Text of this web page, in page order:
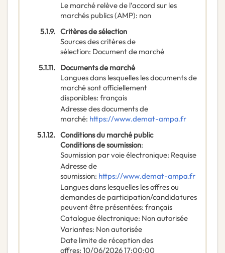
Le marché relève de l’accord sur les
marchés publics (AMP): non
5.1.9. Critères de sélection
Sources des critères de
sélection: Document de marché
5.1.11. Documents de marché
Langues dans lesquelles les documents de
marché sont officiellement
disponibles: français
Adresse des documents de
marché: https://www.demat-ampa.fr
5.1.12. Conditions du marché public
Conditions de soumission:
Soumission par voie électronique: Requise
Adresse de
soumission: https://www.demat-ampa.fr
Langues dans lesquelles les offres ou
demandes de participation/candidatures
peuvent être présentées: français
Catalogue électronique: Non autorisée
Variantes: Non autorisée
Date limite de réception des
offres: 10/06/202617:00:00